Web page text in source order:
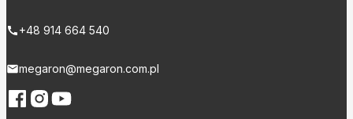
+48 914 664 540
megaron@megaron.com.pl